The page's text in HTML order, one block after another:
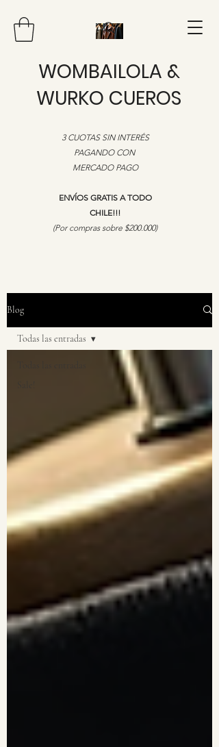
WOMBAILOLA &
WURKO CUEROS
3 CUOTAS SIN INTERÉS
PAGANDO CON
MERCADO PAGO
ENVÍOS GRATIS A TODO
CHILE!!!
​(Por compras sobre $200.000)
Blog
Todas las entradas